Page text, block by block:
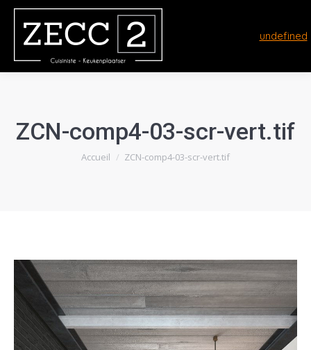
undefined
ZCN-comp4-03-scr-vert.tif
Vous êtes ici :
Accueil ZCN-comp4-03-scr-vert.tif